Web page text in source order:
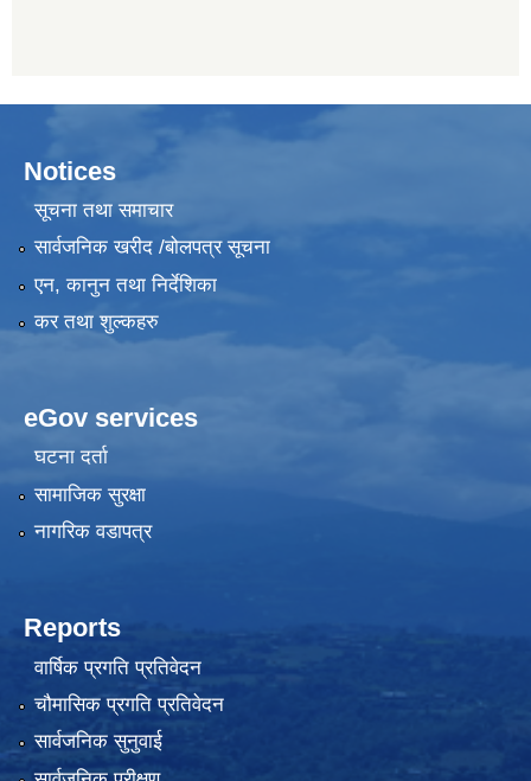
Notices
सूचना तथा समाचार
सार्वजनिक खरीद /बोलपत्र सूचना
एन, कानुन तथा निर्देशिका
कर तथा शुल्कहरु
eGov services
घटना दर्ता
सामाजिक सुरक्षा
नागरिक वडापत्र
Reports
वार्षिक प्रगति प्रतिवेदन
चौमासिक प्रगति प्रतिवेदन
सार्वजनिक सुनुवाई